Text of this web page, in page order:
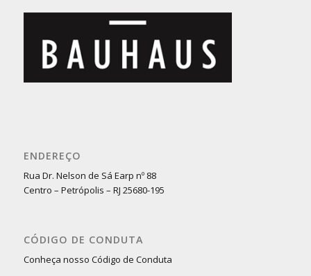
ENDEREÇO
Rua Dr. Nelson de Sá Earp nº 88
Centro – Petrópolis – RJ 25680-195
CÓDIGO DE CONDUTA
Conheça nosso Código de Conduta